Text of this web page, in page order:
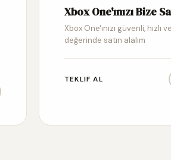
Xbox One'ınızı Bize
Xbox One'ınızı güvenli, hızlı ve
değerinde satın alalım
TEKLIF AL